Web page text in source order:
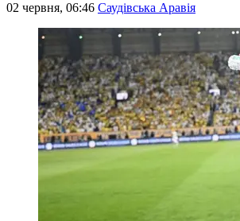
02 червня, 06:46 Саудівська Аравія